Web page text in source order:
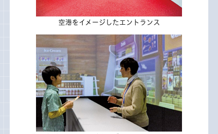
空港をイメージしたエントランス